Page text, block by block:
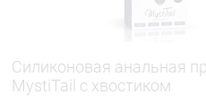
Силиконовая анальная
MystiTail с хвостиком